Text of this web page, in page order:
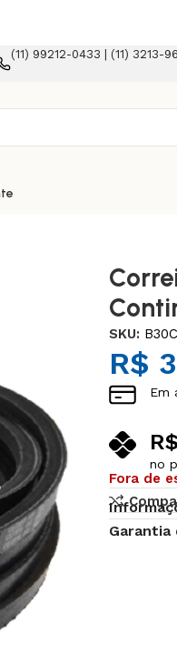
(11) 99212-0433 | (11) 3213-
SKU:
R$
Em
R$
no
Fora de
Garantia